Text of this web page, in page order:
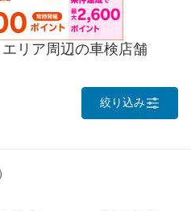
リア周辺の車検店舗
絞り込み